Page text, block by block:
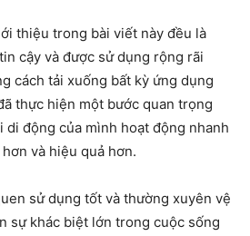
thiệu trong bài viết này đều là
cậy và được sử dụng rộng rãi
cách tải xuống bất kỳ ứng dụng
thực hiện một bước quan trọng
di động của mình hoạt động nhanh
và hiệu quả hơn.
sử dụng tốt và thường xuyên vệ
sự khác biệt lớn trong cuộc sống